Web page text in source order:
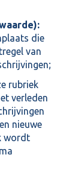
die
van
rubriek
verleden
nieuwe
wordt